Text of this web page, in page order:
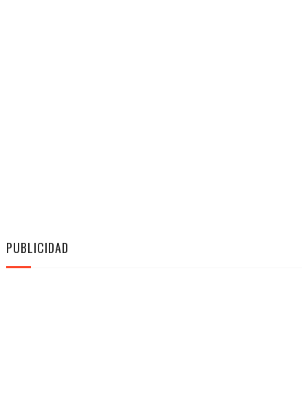
PUBLICIDAD